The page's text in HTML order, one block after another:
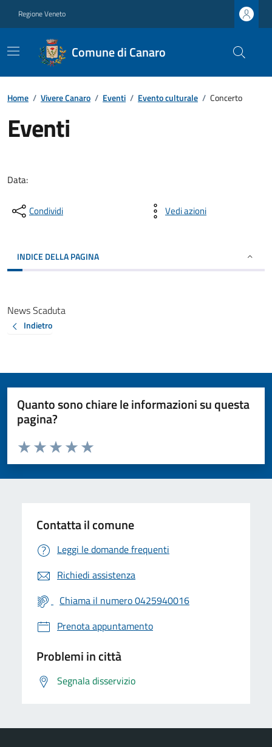
Regione Veneto
Comune di Canaro
Home / Vivere Canaro / Eventi / Evento culturale / Concerto
Eventi
Data:
Condividi Vedi azioni
INDICE DELLA PAGINA
News Scaduta
Indietro
Quanto sono chiare le informazioni su questa
pagina?
Valuta da 1 a 5 stelle la pagina
Valuta 5 stelle su 5
Valuta 4 stelle su 5
Valuta 3 stelle su 5
Valuta 2 stelle su 5
Valuta 1 stelle su 5
Contatta il comune
Leggi le domande frequenti
Richiedi assistenza
Chiama il numero 0425940016
Prenota appuntamento
Problemi in città
Segnala disservizio